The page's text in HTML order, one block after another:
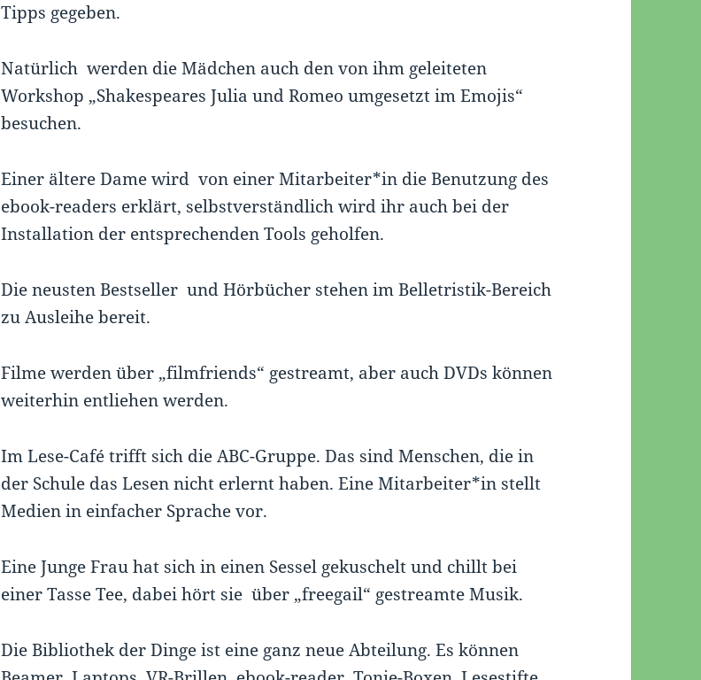
Tipps gegeben.
Natürlich werden die Mädchen auch den von ihm geleiteten
Workshop „Shakespeares Julia und Romeo umgesetzt im Emojis“
besuchen.
Einer ältere Dame wird von einer Mitarbeiter*in die Benutzung des
ebook-readers erklärt, selbstverständlich wird ihr auch bei der
Installation der entsprechenden Tools geholfen.
Die neusten Bestseller und Hörbücher stehen im Belletristik-Bereich
zu Ausleihe bereit.
Filme werden über „filmfriends“ gestreamt, aber auch DVDs können
weiterhin entliehen werden.
Im Lese-Café trifft sich die ABC-Gruppe. Das sind Menschen, die in
der Schule das Lesen nicht erlernt haben. Eine Mitarbeiter*in stellt
Medien in einfacher Sprache vor.
Eine Junge Frau hat sich in einen Sessel gekuschelt und chillt bei
einer Tasse Tee, dabei hört sie über „freegail“ gestreamte Musik.
Die Bibliothek der Dinge ist eine ganz neue Abteilung. Es können